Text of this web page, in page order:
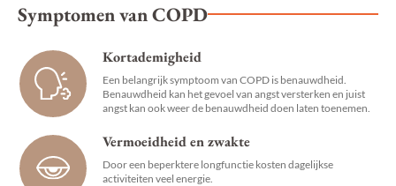
Symptomen van COPD
Kortademigheid
Een belangrijk symptoom van COPD is benauwdheid.
Benauwdheid kan het gevoel van angst versterken en juist
angst kan ook weer de benauwdheid doen laten toenemen.
Vermoeidheid en zwakte
Door een beperktere longfunctie kosten dagelijkse
activiteiten veel energie.